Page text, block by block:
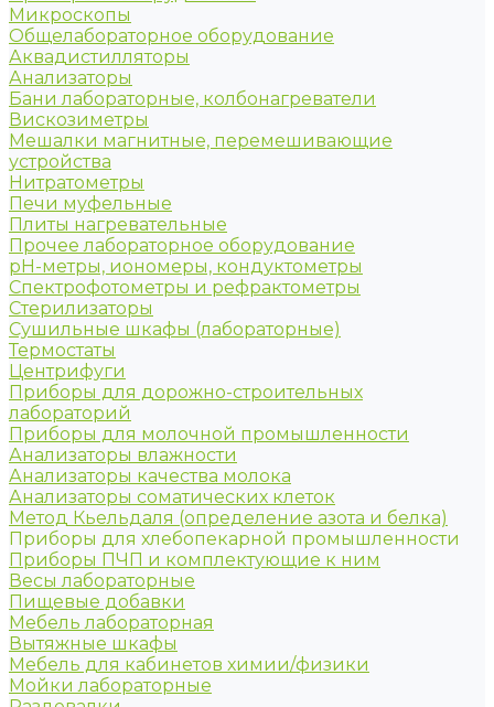
Микроскопы
Общелабораторное оборудование
Аквадистилляторы
Анализаторы
Бани лабораторные, колбонагреватели
Вискозиметры
Мешалки магнитные, перемешивающие
устройства
Нитратометры
Печи муфельные
Плиты нагревательные
Прочее лабораторное оборудование
рН-метры, иономеры, кондуктометры
Спектрофотометры и рефрактометры
Стерилизаторы
Сушильные шкафы (лабораторные)
Термостаты
Центрифуги
Приборы для дорожно-строительных
лабораторий
Приборы для молочной промышленности
Анализаторы влажности
Анализаторы качества молока
Анализаторы соматических клеток
Метод Кьельдаля (определение азота и белка)
Приборы для хлебопекарной промышленности
Приборы ПЧП и комплектующие к ним
Весы лабораторные
Пищевые добавки
Мебель лабораторная
Вытяжные шкафы
Мебель для кабинетов химии/физики
Мойки лабораторные